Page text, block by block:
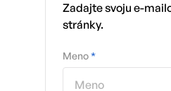
Zadajte svoju e-
stránky.
Meno*